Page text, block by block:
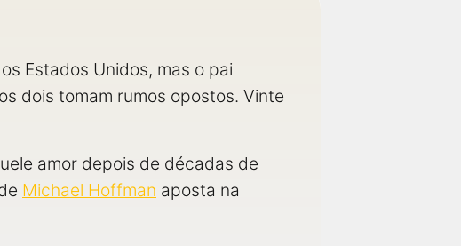
Estados Unidos, mas o pai
dois tomam rumos opostos. Vinte
amor depois de décadas de
Michael Hoffman aposta na